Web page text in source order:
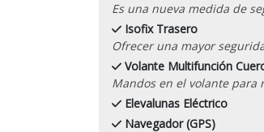
Es una nueva medida de
Isofix Trasero
Ofrecer una mayor
Volante Multifunción
Mandos en el volante para
Elevalunas Eléctrico
Navegador (GPS)